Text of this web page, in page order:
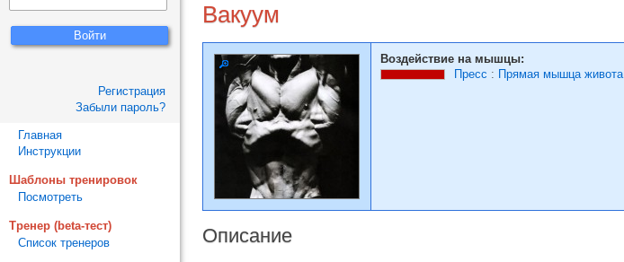
Вакуум
Воздействие на мышцы:
Пресс : Прямая мышца живота
Описание
Регистрация
Забыли пароль?
Главная
Инструкции
Шаблоны тренировок
Посмотреть
Тренер (beta-тест)
Список тренеров